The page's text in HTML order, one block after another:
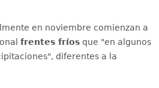
en noviembre comienzan a
frentes fríosque "en algunos
diferentes a la